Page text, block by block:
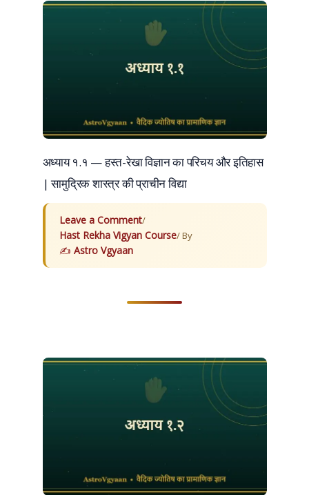
अध्याय १.१ — हस्त-रेखा विज्ञान का परिचय और इतिहास
| सामुद्रिक शास्त्र की प्राचीन विद्या
Leave a Comment/
Hast Rekha Vigyan Course/ By
Astro Vgyaan